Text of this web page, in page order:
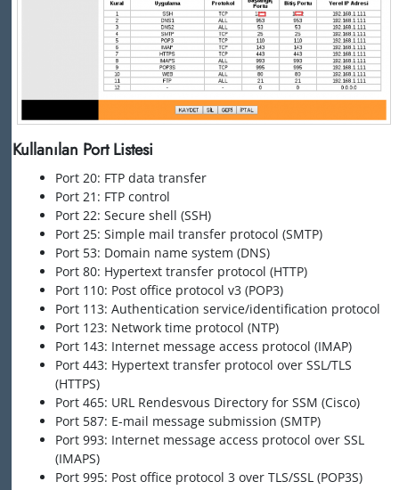
Kullanılan Port Listesi
Port 20: FTP data transfer
Port 21: FTP control
Port 22: Secure shell (SSH)
Port 25: Simple mail transfer protocol (SMTP)
Port 53: Domain name system (DNS)
Port 80: Hypertext transfer protocol (HTTP)
Port 110: Post office protocol v3 (POP3)
Port 113: Authentication service/identification protocol
Port 123: Network time protocol (NTP)
Port 143: Internet message access protocol (IMAP)
Port 443: Hypertext transfer protocol over SSL/TLS
(HTTPS)
Port 465: URL Rendesvous Directory for SSM (Cisco)
Port 587: E-mail message submission (SMTP)
Port 993: Internet message access protocol over SSL
(IMAPS)
Port 995: Post office protocol 3 over TLS/SSL (POP3S)